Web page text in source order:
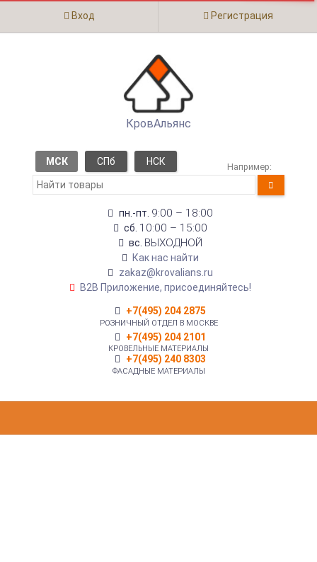
Вход Регистрация
КровАльянс
МСК СПб НСК Например:
пн.-пт. 9:00 – 18:00
сб. 10:00 – 15:00
вс. ВЫХОДНОЙ
Как нас найти
zakaz@krovalians.ru
B2B Приложение, присоединяйтесь!
+7(495) 204 2875
РОЗНИЧНЫЙ ОТДЕЛ В МОСКВЕ
+7(495) 204 2101
КРОВЕЛЬНЫЕ МАТЕРИАЛЫ
+7(495) 240 8303
ФАСАДНЫЕ МАТЕРИАЛЫ